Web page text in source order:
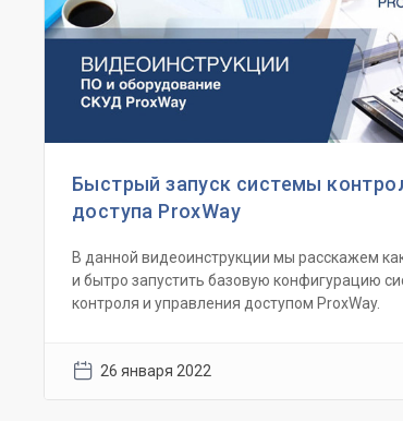
Быстрый запуск системы
доступа ProxWay
В данной видеоинструкции мы расскажем
и бытро запустить базовую конфигурацию
контроля и управления доступом ProxWay.
26 января 2022